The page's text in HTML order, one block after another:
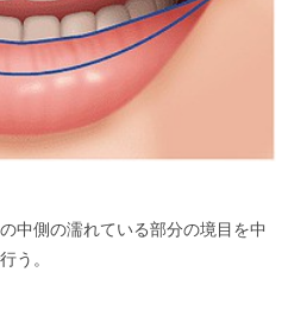
中側の濡れている部分の境目を中
う。